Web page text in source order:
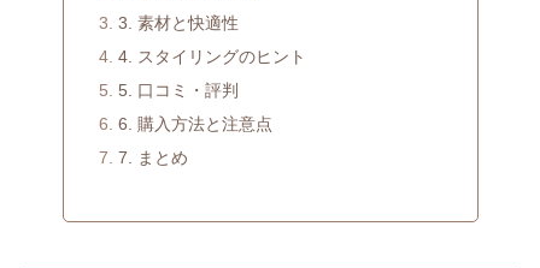
3. 素材と快適性
4. スタイリングのヒント
5. 口コミ・評判
6. 購入方法と注意点
7. まとめ